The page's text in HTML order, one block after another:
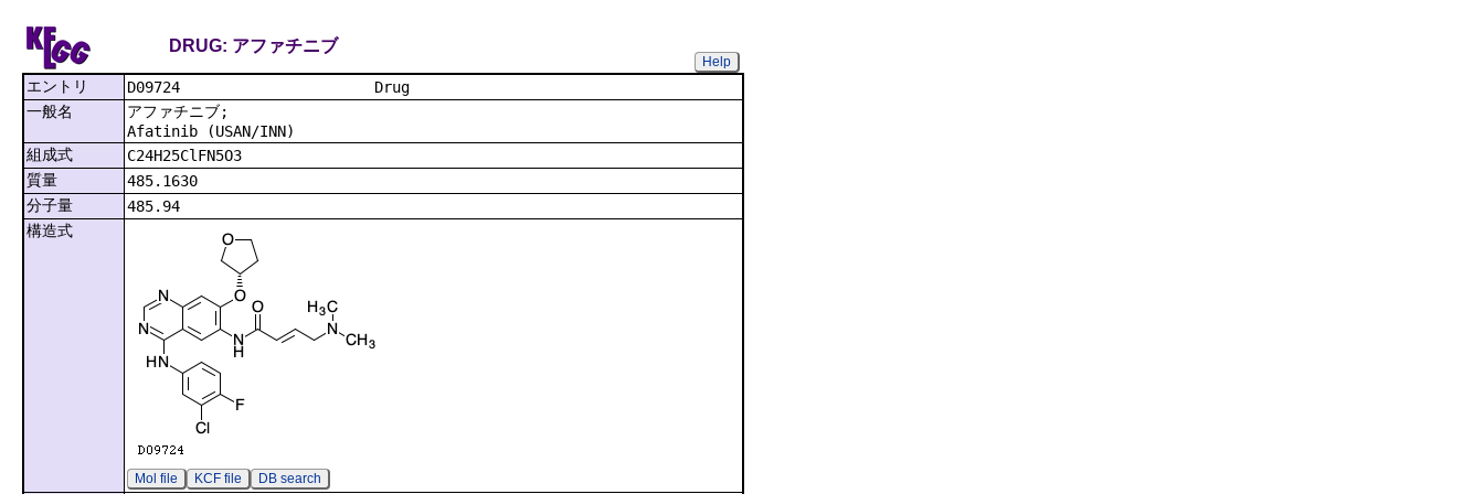
DRUG: アファチニブ
Help
エントリ
D09724 Drug
一般名
アファチニブ;
Afatinib (USAN/INN)
組成式
C24H25ClFN5O3
質量
485.1630
分子量
485.94
構造式
Mol file KCF file DB search